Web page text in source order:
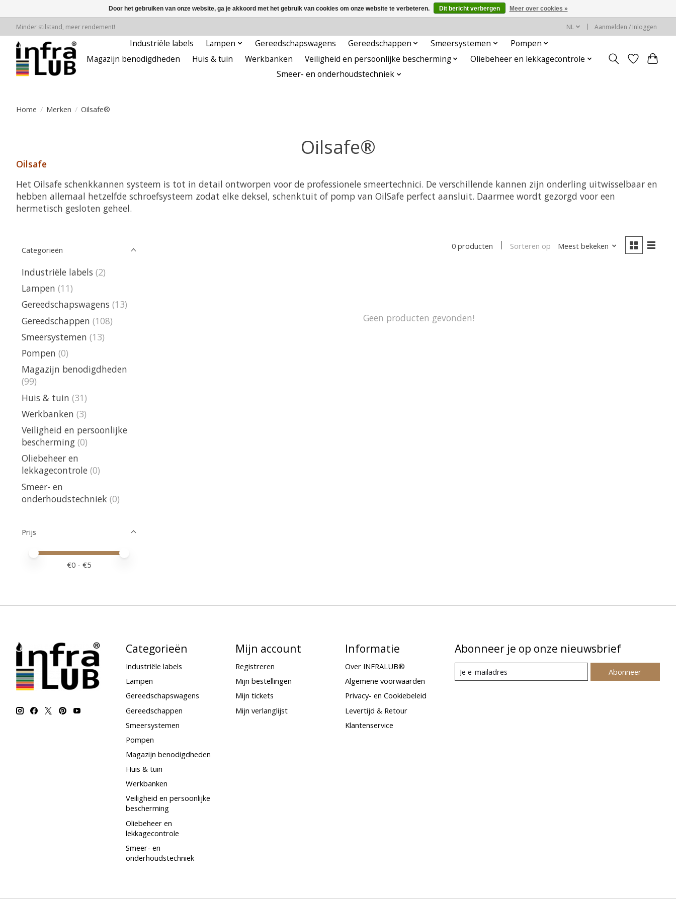
Minder stilstand, meer rendement! NL Aanmelden / Inloggen
Industriële labels Lampen Gereedschapswagens Gereedschappen Smeersystemen
Pompen
Magazijn benodigdheden
Huis & tuin Werkbanken Veiligheid en persoonlijke bescherming
Oliebeheer en lekkagecontrole
Smeer- en onderhoudstechniek
Home / Merken / Oilsafe®
Oilsafe®
Oilsafe
Het Oilsafe schenkkannen systeem is tot in detail ontworpen voor de professionele smeertechnici. De verschillende kannen zijn onderling uitwisselbaar en
hebben allemaal hetzelfde schroefsysteem zodat elke deksel, schenktuit of pomp van OilSafe perfect aansluit. Daarmee wordt gezorgd voor een
hermetisch gesloten geheel.
Categorieën
Industriële labels (2)
Lampen (11)
Gereedschapswagens (13)
Gereedschappen (108)
Smeersystemen (13)
Pompen (0)
Magazijn benodigdheden
(99)
Huis & tuin (31)
Werkbanken (3)
Veiligheid en persoonlijke
bescherming (0)
Oliebeheer en
lekkagecontrole (0)
Smeer- en
onderhoudstechniek (0)
Prijs
Minimale prijswaarde
Price maximum value
€0 - €5
0 producten Sorteren op Meest bekeken
Geen producten gevonden!
Categorieën
Industriële labels
Lampen
Gereedschapswagens
Gereedschappen
Smeersystemen
Pompen
Magazijn benodigdheden
Huis & tuin
Werkbanken
Veiligheid en persoonlijke
bescherming
Oliebeheer en
lekkagecontrole
Smeer- en
onderhoudstechniek
Mijn account
Registreren
Mijn bestellingen
Mijn tickets
Mijn verlanglijst
Informatie
Over INFRALUB®
Algemene voorwaarden
Privacy- en Cookiebeleid
Levertijd & Retour
Klantenservice
Abonneer je op onze nieuwsbrief
Abonneer
Door het gebruiken van onze website, ga je akkoord met het gebruik van cookies om onze website te verbeteren. Dit bericht verbergen Meer over cookies »